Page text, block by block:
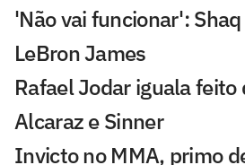
'Não vai funcionar':
LeBron James
Rafael Jodar iguala feito
Alcaraz e Sinner
Invicto no MMA, primo